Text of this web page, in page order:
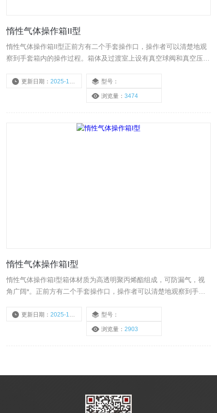
惰性气体操作箱II型
惰性气体操作箱II型正前方有二个手套操作口，操作者可以清楚地观
察到手套箱内的操作过程。箱体及过渡室上设有真空球阀和真空压力
更新日期：2025-10-20 型号：
浏览量： 3474
惰性气体操作箱I型
惰性气体操作箱I型箱体材质为高透明聚丙烯酯组成，可防漏气，视
角广阔*。正前方有二个手套操作口，操作者可以清楚地观察到手套
实验需要通过球阀对操作箱进行抽气、充气及通水。
更新日期：2025-10-20 型号：
浏览量： 2903